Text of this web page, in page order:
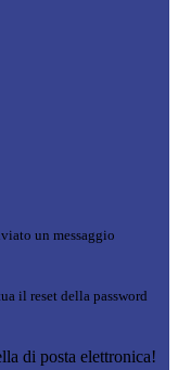
un messaggio
il reset della password
di posta elettronica!